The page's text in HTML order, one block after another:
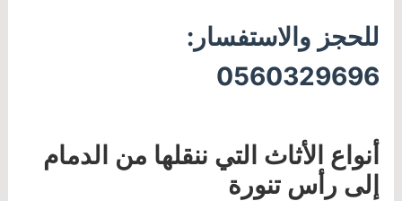
للحجز والاستفسار:
0560329696
أنواع الأثاث التي ننقلها من الدمام
إلى رأس تنورة